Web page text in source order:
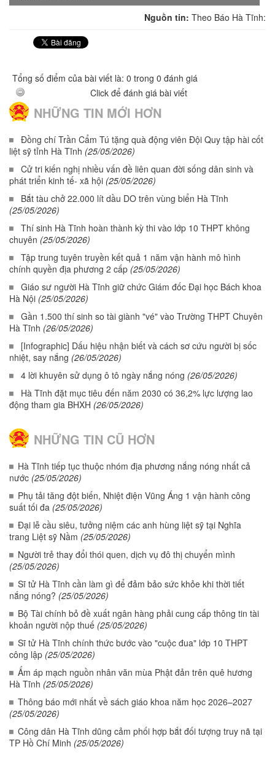
Nguồn tin: Theo Báo Hà Tĩnh:
Tổng số điểm của bài viết là: 0 trong 0 đánh giá
Click để đánh giá bài viết
NHỮNG TIN MỚI HƠN
Đồng chí Trần Cẩm Tú tặng quà động viên Đội Quy tập hài cốt
liệt sỹ tỉnh Hà Tĩnh (25/05/2026)
Cử tri kiến nghị nhiều vấn đề liên quan đời sống dân sinh và
phát triển kinh tế- xã hội (25/05/2026)
Bắt tàu chở 22.000 lít dầu DO trên vùng biển Hà Tĩnh
(25/05/2026)
Thí sinh Hà Tĩnh hoàn thành kỳ thi vào lớp 10 THPT không
chuyên (25/05/2026)
Tập trung tuyên truyền kết quả 1 năm vận hành mô hình
chính quyền địa phương 2 cấp (25/05/2026)
Giáo sư người Hà Tĩnh giữ chức Giám đốc Đại học Bách khoa
Hà Nội (25/05/2026)
Gần 1.500 thí sinh so tài giành "vé" vào Trường THPT Chuyên
Hà Tĩnh (26/05/2026)
[Infographic] Dấu hiệu nhận biết và cách sơ cứu người bị sốc
nhiệt, say nắng (26/05/2026)
4 lời khuyên sử dụng ô tô ngày nắng nóng (26/05/2026)
Hà Tĩnh đặt mục tiêu đến năm 2030 có 36,2% lực lượng lao
động tham gia BHXH (26/05/2026)
NHỮNG TIN CŨ HƠN
Hà Tĩnh tiếp tục thuộc nhóm địa phương nắng nóng nhất cả
nước (25/05/2026)
Phụ tải tăng đột biến, Nhiệt điện Vũng Áng 1 vận hành công
suất tối đa (25/05/2026)
Đại lễ cầu siêu, tưởng niệm các anh hùng liệt sỹ tại Nghĩa
trang Liệt sỹ Nầm (25/05/2026)
Người trẻ thay đổi thói quen, dịch vụ đô thị chuyển mình
(25/05/2026)
Sĩ tử Hà Tĩnh cần làm gì để đảm bảo sức khỏe khi thời tiết
nắng nóng? (25/05/2026)
Bộ Tài chính bỏ đề xuất ngân hàng phải cung cấp thông tin tài
khoản người nộp thuế (25/05/2026)
Sĩ tử Hà Tĩnh chính thức bước vào "cuộc đua" lớp 10 THPT
công lập (25/05/2026)
Ấm áp mạch nguồn nhân văn mùa Phật đản trên quê hương
Hà Tĩnh (25/05/2026)
Thông báo mới nhất về sách giáo khoa năm học 2026–2027
(25/05/2026)
Công dân Hà Tĩnh dũng cảm phối hợp bắt đối tượng truy nã tại
TP Hồ Chí Minh (25/05/2026)